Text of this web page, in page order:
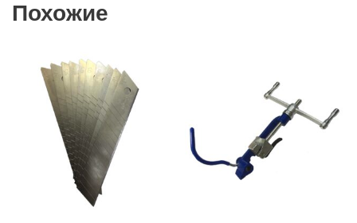
Похожие